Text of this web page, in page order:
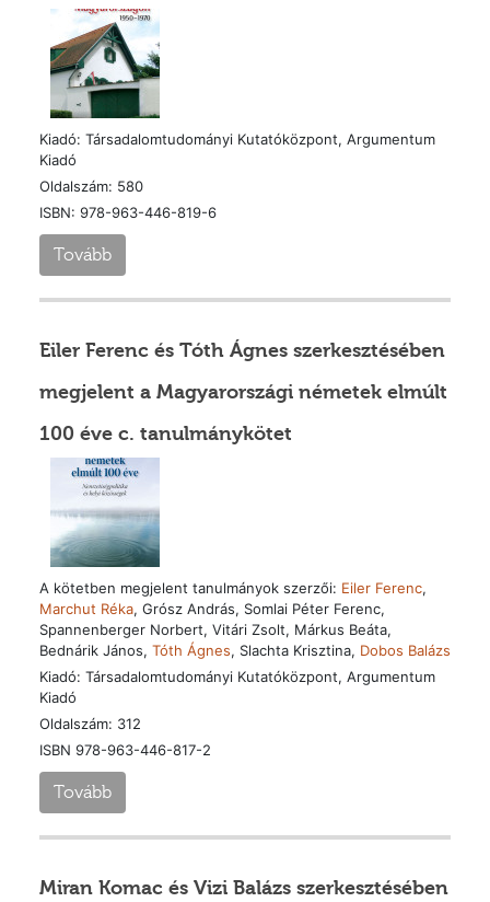
Kiadó: Társadalomtudományi Kutatóközpont, Argumentum
Kiadó
Oldalszám: 580
ISBN: 978-963-446-819-6
Tovább
Eiler Ferenc és Tóth Ágnes szerkesztésében
megjelent a Magyarországi németek elmúlt
100 éve c. tanulmánykötet
A kötetben megjelent tanulmányok szerzői: Eiler Ferenc,
Marchut Réka, Grósz András, Somlai Péter Ferenc,
Spannenberger Norbert, Vitári Zsolt, Márkus Beáta,
Bednárik János, Tóth Ágnes, Slachta Krisztina, Dobos Balázs
Kiadó: Társadalomtudományi Kutatóközpont, Argumentum
Kiadó
Oldalszám: 312
ISBN 978-963-446-817-2
Tovább
Miran Komac és Vizi Balázs szerkesztésében